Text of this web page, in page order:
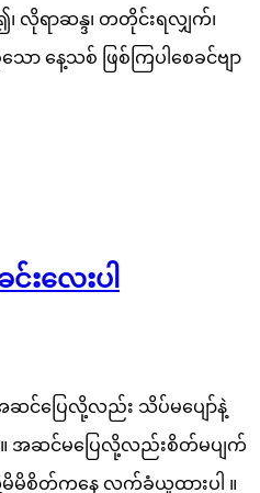
၊ လိုရာဆန္ဒ၊ တတိုင်းရလျှက်၊
ော နေ့သစ် ဖြစ်ကြပါစေခင်ဗျာ
းလေးပါ
ဆင်ပြေလို့လည်း သိပ်မပျော်နဲ့
အဆင်မပြေလို့လည်းစိတ်မပျက်
မိစိတ်ကနေ လက်ခံယူထားပါ ။